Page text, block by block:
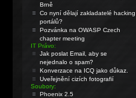
Brně
Co nyní dělají zakladatelé hacking
portálů?
Pozvánka na OWASP Czech
chapter meeting
IT Právo:
Jak poslat Email, aby se
nejednalo o spam?
Konverzace na ICQ jako důkaz.
Uveřejnění cizích fotografií
Soubory:
Phoenix 2.5